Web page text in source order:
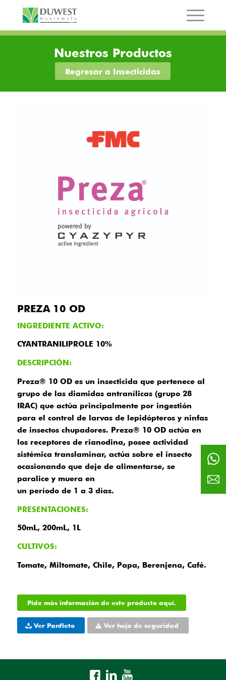
Nuestros Productos
Regresar a Insecticidas
PREZA 10 OD
INGREDIENTE ACTIVO:
CYANTRANILIPROLE 10%
DESCRIPCIÓN:
Preza® 10 OD es un insecticida que pertenece al
grupo de las diamidas antranílicas (grupo 28
IRAC) que actúa principalmente por ingestión
para el control de larvas de lepidópteros y ninfas
de insectos chupadores. Preza® 10 OD actúa en
los receptores de rianodina, posee actividad
sistémica translaminar, actúa sobre el insecto
ocasionando que deje de alimentarse, se
paralice y muera en
un período de 1 a 3 días.
PRESENTACIONES:
50mL, 200mL, 1L
CULTIVOS:
Tomate, Miltomate, Chile, Papa, Berenjena, Café.
Pide más información de este producto aquí.
Ver Panfleto Ver hoja de seguridad